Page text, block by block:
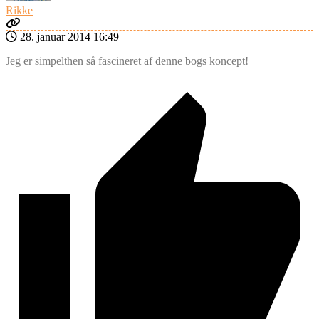
Rikke
28. januar 2014 16:49
Jeg er simpelthen så fascineret af denne bogs koncept!